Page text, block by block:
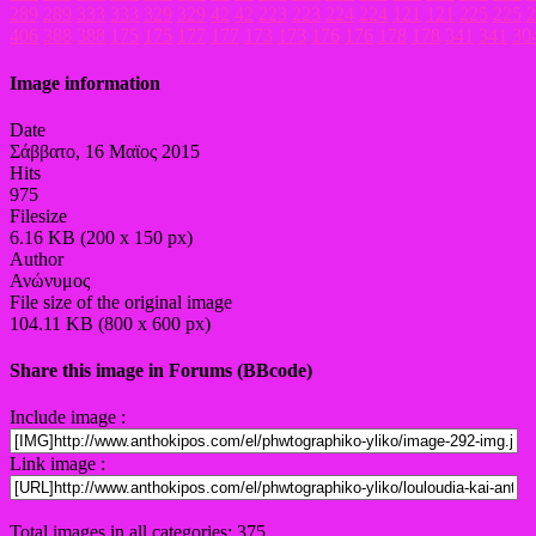
289 289 333 333 329 329 42 42 223 223 224 224 121 121 225 225
406 388 388 175 175 177 177 173 173 176 176 178 178 341 341
Image information
Date
Σάββατο, 16 Μαϊος 2015
Hits
975
Filesize
6.16 KB (200 x 150 px)
Author
Ανώνυμος
File size of the original image
104.11 KB (800 x 600 px)
Share this image in Forums (BBcode)
Include image :
Link image :